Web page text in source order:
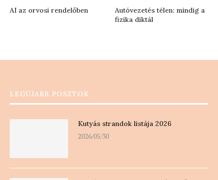
AI az orvosi rendelőben
Autóvezetés télen: mindig a
fizika diktál
LEGÚJABB POSZTOK
Kutyás strandok listája 2026
2026/05/30